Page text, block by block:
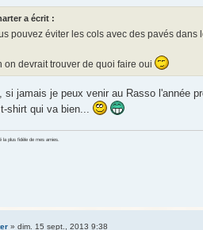
a écrit :
pouvez éviter les cols avec des pavés dans
on devrait trouver de quoi faire oui
si jamais je peux venir au Rasso l'année
shirt qui va bien...
la plus fidèle de mes amies.
» dim. 15 sept., 2013 9:38